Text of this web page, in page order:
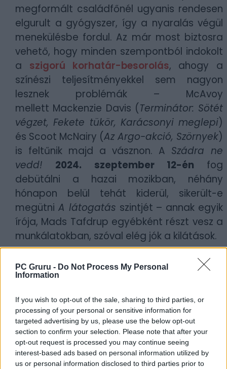
PC Gruru - Do Not Process My Personal
Information
If you wish to opt-out of the sale, sharing to third parties, or
processing of your personal or sensitive information for
targeted advertising by us, please use the below opt-out
section to confirm your selection. Please note that after your
opt-out request is processed you may continue seeing
interest-based ads based on personal information utilized by
us or personal information disclosed to third parties prior to
megformált családfőnél ugyanis rendesen
elgurult a gyógyszer, így a nyaralás végül
menekülésbe fordul. Az már most biztosra
vehető, hogy minden szempontból indokolt
a szigorú korhatár-besorolás, ahogy a
színészi teljesítményekkel sem nagyon
lesznek problémák – McAvoy
mellett Mackenzie Davis (Terminátor: Sötét
végzet, Fekete tükör, Karácsonyi meglepi)
és Scoot McNairy (Az Argo-akció, Szörnyek)
is feltűnik majd a vásznon. A Szádra ne
vedd!
2024. szeptember 12-én fog
debütálni a hazai mozikban, néhány
hónapon belül tehát kiderül, sikerült-e
megütni A látogatás szintjét – annak egyik
írója, Mads Tafdrup egyébként részt vesz a
munkálatokban, szóval elég jók a kilátások.
Szerző:
LeEcoBo
Dátum:2024.04.11 08:30
Csapd be az AI-t! Állítsd be itt, hogy a PC
Guru tartalmairól véletlenül se maradj le
a Google-ben.
KAPCSOLÓDÓ HÍREK